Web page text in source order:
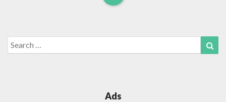
Read
Search
for:
Ads